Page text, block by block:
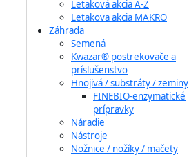
Letaková akcia A-Z
Letakova akcia MAKRO
Záhrada
Semená
Kwazar® postrekovače a
príslušenstvo
Hnojivá / substráty / zeminy
FINEBIO-enzymatické
prípravky
Náradie
Nástroje
Nožnice / nožíky / mačety